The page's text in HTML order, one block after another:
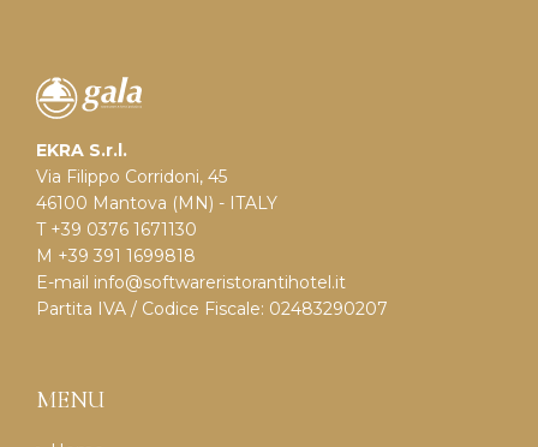
EKRA S.r.l.
Via Filippo Corridoni, 45
46100 Mantova (MN) - ITALY
T +39 0376 1671130
M +39 391 1699818
E-mail info@softwareristorantihotel.it
Partita IVA / Codice Fiscale: 02483290207
MENU